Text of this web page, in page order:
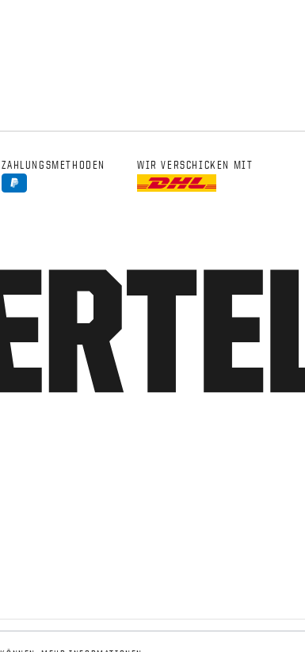
ZAHLUNGSMETHODEN WIR VERSCHICKEN MIT